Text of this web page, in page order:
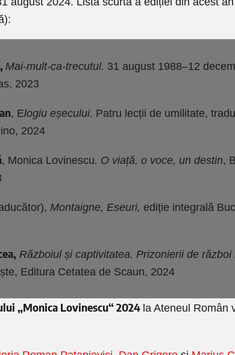
Mai-mult-ca-trecutul. 31 august 1988–12
2023
, Elogiu eșecului. Patru lecții de umilitate,
2024
, Monica Lovinescu. O viață, o voce, un destin,
Montaigne, Eseuri, ediție integrală
Războiul și captivitatea. Prizonierii de
Editura Cetatea de Scaun, 2024
„Monica Lovinescu“ 2024 la Ateneul Român